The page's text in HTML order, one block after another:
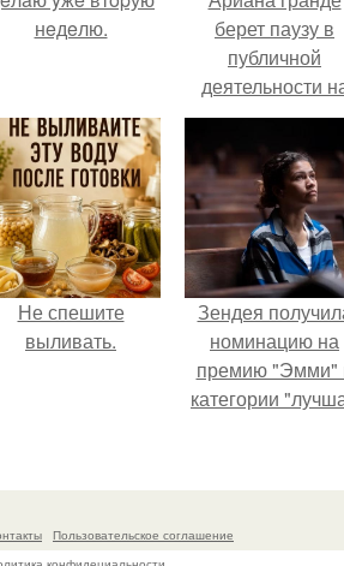
нeдeлю.
берет паузу в
публичной
деятельности
фоне слухов о
своем здоровье.
Не спешите
выливать.
Зендея
номинацию на
премию "Эмми"
категории
сериале" за
Пользовательское соглашение